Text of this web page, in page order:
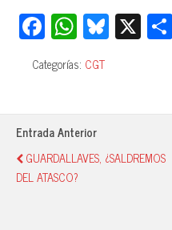
Fa
ce
bo
ok
W
ha
ts
A
pp
Bl
ue
y
X
Categorías: CGT
Entrada Anterior
GUARDALLAVES, ¿SALDREMOS
DEL ATASCO?